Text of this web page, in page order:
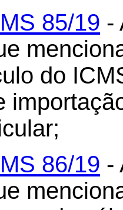
85/19 -
do
86/19 -